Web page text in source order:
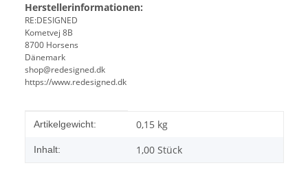
Herstellerinformationen:
RE:DESIGNED
Kometvej 8B
8700 Horsens
Dänemark
shop@redesigned.dk
https://www.redesigned.dk
Produkteigenschaft
Wert
Artikelgewicht: 0,15 kg
Inhalt: 1,00 Stück